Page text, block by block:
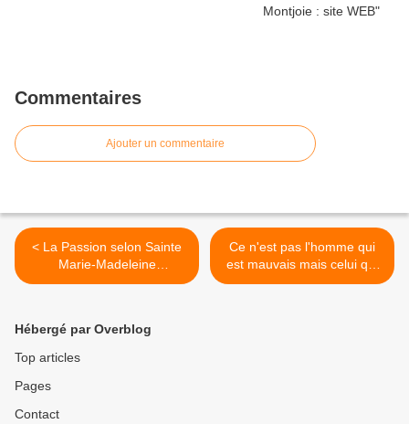
Commentaires
Ajouter un commentaire
< La Passion selon Sainte
Marie-Madeleine
(Conférence de Mgr Martin)
Ce n'est pas l'homme qui
est mauvais mais celui qui
le contrôle >
Hébergé par Overblog
Top articles
Pages
Contact